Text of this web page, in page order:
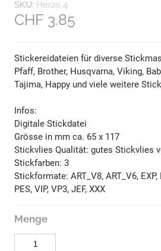
SKU: Herze 4
CHF 3.85
Stickereidateien für diverse
Pfaff, Brother, Husqvarna, Viking,
Tajima, Happy und viele weitere
​Infos:
Digitale Stickdatei
Grösse in mm ca. 65 x 117
Stickvlies Qualität: gutes Stickvlies
Stickfarben: 3
Stickformate: ART_V8, ART_V6, EXP,
PES, VIP, VP3, JEF, XXX
Menge